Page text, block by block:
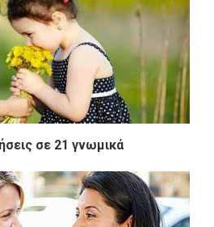
σε 21 γνωμικά